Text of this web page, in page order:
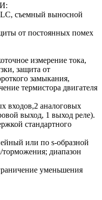
съемный выносной
от постоянных помех
измерение тока,
защита от
замыкания,
термистора двигателя
входов,2 аналоговых
выход, 1 выход реле).
стандартного
или по s-образной
диапазон
уменьшения